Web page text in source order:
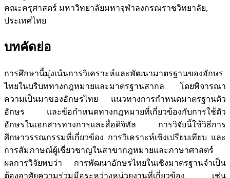
คณะครุศาสตร์ มหาวิทยาลัยมหาจุฬาลงกรณราชวิทยาลัย,
ประเทศไทย
บทคัดย่อ
การศึกษานี้มุ่งเน้นการวิเคราะห์และพัฒนามาตรฐานของอักษร
ไทยในบริบททางกฎหมายและมาตรฐานสากล โดยพิจารณา
ความเป็นมาของอักษรไทย แนวทางการกำหนดมาตรฐานตัว
อักษร และข้อกำหนดทางกฎหมายที่เกี่ยวข้องกับการใช้ตัว
อักษรในเอกสารทางการและสื่อดิจิทัล การวิจัยนี้ใช้วิธีการ
ศึกษาวรรณกรรมที่เกี่ยวข้อง การวิเคราะห์เชิงเปรียบเทียบ และ
การสัมภาษณ์ผู้เชี่ยวชาญในสาขากฎหมายและภาษาศาสตร์
ผลการวิจัยพบว่า การพัฒนาอักษรไทยในเชิงมาตรฐานจำเป็น
ต้องอาศัยความร่วมมือระหว่างหน่วยงานที่เกี่ยวข้อง เช่น